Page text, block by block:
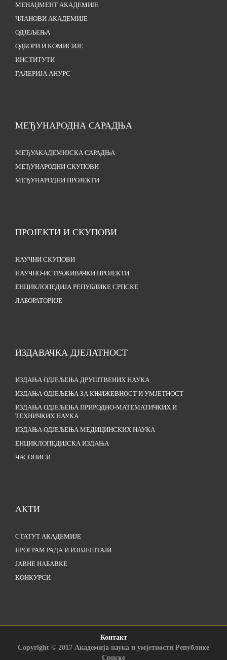
МЕНАЏМЕНТ АКАДЕМИЈЕ
ЧЛАНОВИ АКАДЕМИЈЕ
ОДЈЕЉЕЊА
ОДБОРИ И КОМИСИЈЕ
ИНСТИТУТИ
ГАЛЕРИЈА АНУРС
МЕЂУНАРОДНА САРАДЊА
МЕЂУАКАДЕМИЈСКА САРАДЊА
МЕЂУНАРОДНИ СКУПОВИ
МЕЂУНАРОДНИ ПРОЈЕКТИ
ПРОЈЕКТИ И СКУПОВИ
НАУЧНИ СКУПОВИ
НАУЧНО-ИСТРАЖИВАЧКИ ПРОЈЕКТИ
ЕНЦИКЛОПЕДИЈА РЕПУБЛИКЕ СРПСКЕ
ЛАБОРАТОРИЈЕ
ИЗДАВАЧКА ДЈЕЛАТНОСТ
ИЗДАЊА ОДЈЕЉЕЊА ДРУШТВЕНИХ НАУКА
ИЗДАЊА ОДЈЕЉЕЊА ЗА КЊИЖЕВНОСТ И УМЈЕТНОСТ
ИЗДАЊА ОДЈЕЉЕЊА ПРИРОДНО-МАТЕМАТИЧКИХ И
ТЕХНИЧКИХ НАУКА
ИЗДАЊА ОДЈЕЉЕЊА МЕДИЦИНСКИХ НАУКА
ЕНЦИКЛОПЕДИЈСКА ИЗДАЊА
ЧАСОПИСИ
АКТИ
СТАТУТ АКАДЕМИЈЕ
ПРОГРАМ РАДА И ИЗВЈЕШТАЈИ
ЈАВНЕ НАБАВКЕ
КОНКУРСИ
Контакт
Copyright © 2017 Академија наука и умјетности Републике
Српске